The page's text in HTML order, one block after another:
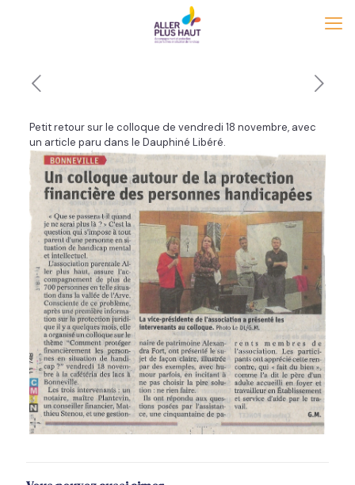
Petit retour sur le colloque de vendredi 18 novembre, avec
un article paru dans le Dauphiné Libéré.